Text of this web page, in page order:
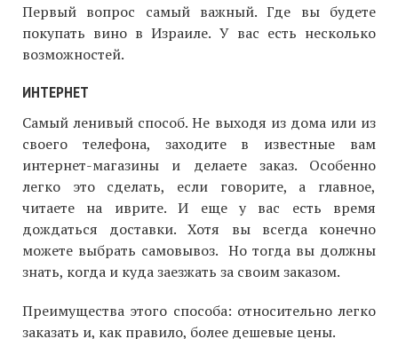
Первый вопрос самый важный. Где вы будете
покупать вино в Израиле. У вас есть несколько
возможностей.
ИНТЕРНЕТ
Самый ленивый способ. Не выходя из дома или из
своего телефона, заходите в известные вам
интернет-магазины и делаете заказ. Особенно
легко это сделать, если говорите, а главное,
читаете на иврите. И еще у вас есть время
дождаться доставки. Хотя вы всегда конечно
можете выбрать самовывоз. Но тогда вы должны
знать, когда и куда заезжать за своим заказом.
Преимущества этого способа: относительно легко
заказать и, как правило, более дешевые цены.